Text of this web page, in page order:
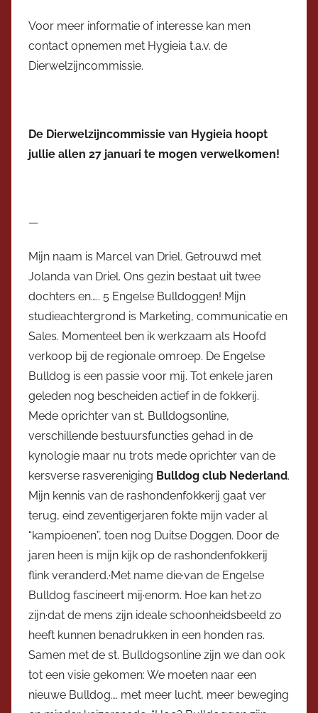
Voor meer informatie of interesse kan men
contact opnemen met Hygieia t.a.v. de
Dierwelzijncommissie.
De Dierwelzijncommissie van Hygieia hoopt
jullie allen 27 januari te mogen verwelkomen!
—
Mijn naam is Marcel van Driel. Getrouwd met
Jolanda van Driel. Ons gezin bestaat uit twee
dochters en….. 5 Engelse Bulldoggen! Mijn
studieachtergrond is Marketing, communicatie en
Sales. Momenteel ben ik werkzaam als Hoofd
verkoop bij de regionale omroep. De Engelse
Bulldog is een passie voor mij. Tot enkele jaren
geleden nog bescheiden actief in de fokkerij.
Mede oprichter van st. Bulldogsonline,
verschillende bestuursfuncties gehad in de
kynologie maar nu trots mede oprichter van de
kersverse rasvereniging Bulldog club Nederland.
Mijn kennis van de rashondenfokkerij gaat ver
terug, eind zeventigerjaren fokte mijn vader al
“kampioenen”, toen nog Duitse Doggen. Door de
jaren heen is mijn kijk op de rashondenfokkerij
flink veranderd.·Met name die·van de Engelse
Bulldog fascineert mij·enorm. Hoe kan het·zo
zijn·dat de mens zijn ideale schoonheidsbeeld zo
heeft kunnen benadrukken in een honden ras.
Samen met de st. Bulldogsonline zijn we dan ook
tot een visie gekomen: We moeten naar een
nieuwe Bulldog…. met meer lucht, meer beweging